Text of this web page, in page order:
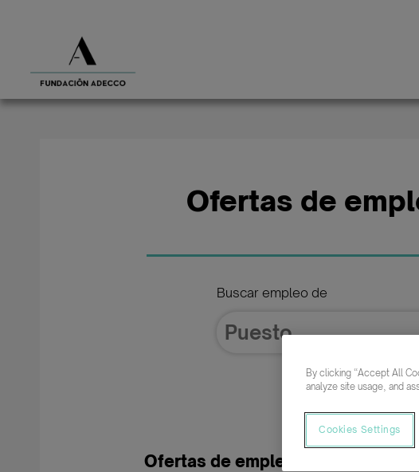
Ofertas de
Buscar empleo de
Ofertas de empleo para
By clicking “Accept All
analyze site usage, and
Cookies Settings